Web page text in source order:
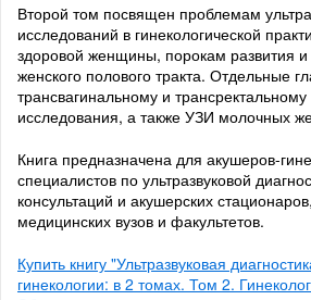
Второй том посвящен проблемам
исследований в гинекологической
здоровой женщины, порокам развития
женского полового тракта. Отдельные
трансвагинальному и
исследования, а также УЗИ молочных
Книга предназначена для акушеров-
специалистов по ультразвуковой
консультаций и акушерских
медицинских вузов и факультетов.
Купить книгу "Ультразвуковая
гинекологии: в 2 томах. Том 2.